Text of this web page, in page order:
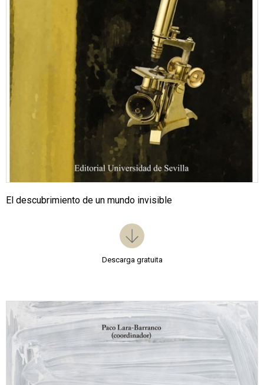
El descubrimiento de un mundo invisible
Descarga gratuita